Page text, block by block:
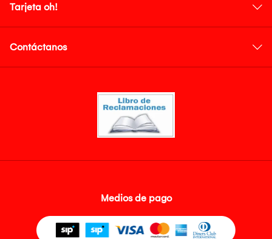
Tarjeta oh!
Contáctanos
Medios de pago